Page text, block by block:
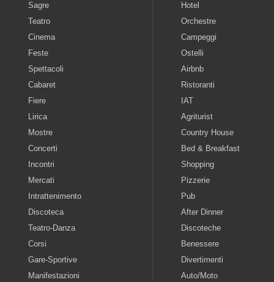
Sagre
Teatro
Cinema
Feste
Spettacoli
Cabaret
Fiere
Lirica
Mostre
Concerti
Incontri
Mercati
Intrattenimento
Discoteca
Teatro-Danza
Corsi
Gare-Sportive
Manifestazioni
Hotel
Orchestre
Campeggi
Ostelli
Airbnb
Ristoranti
IAT
Agriturist
Country House
Bed & Breakfast
Shopping
Pizzerie
Pub
After Dinner
Discoteche
Benessere
Divertimenti
Auto/Moto